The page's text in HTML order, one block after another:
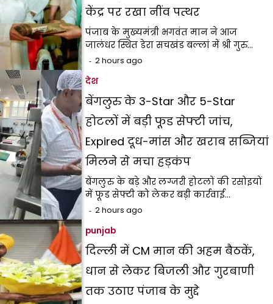
केंद्र पर रखा नींव पत्थर
पंजाब के मुख्यमंत्री भगवंत मान ने आज
जालंधर स्थित डेरा सचखंड बल्लां में श्री गुरु…
2 hours ago
देश
बेंगलुरु के 3-Star और 5-Star
होटलों में बड़ी फूड सेफ्टी जांच,
Expired दूध-मांस और खराब सब्जियां
मिलने से मचा हड़कंप
बेंगलुरु के बड़े और लग्जरी होटलों की रसोइयों
में फूड सेफ्टी को लेकर बड़ी कार्रवाई…
2 hours ago
punjab
दिल्ली में CM मान की अहम बैठकें,
धान से लेकर बिजली और गुरबाणी
तक उठाए पंजाब के मुद्दे